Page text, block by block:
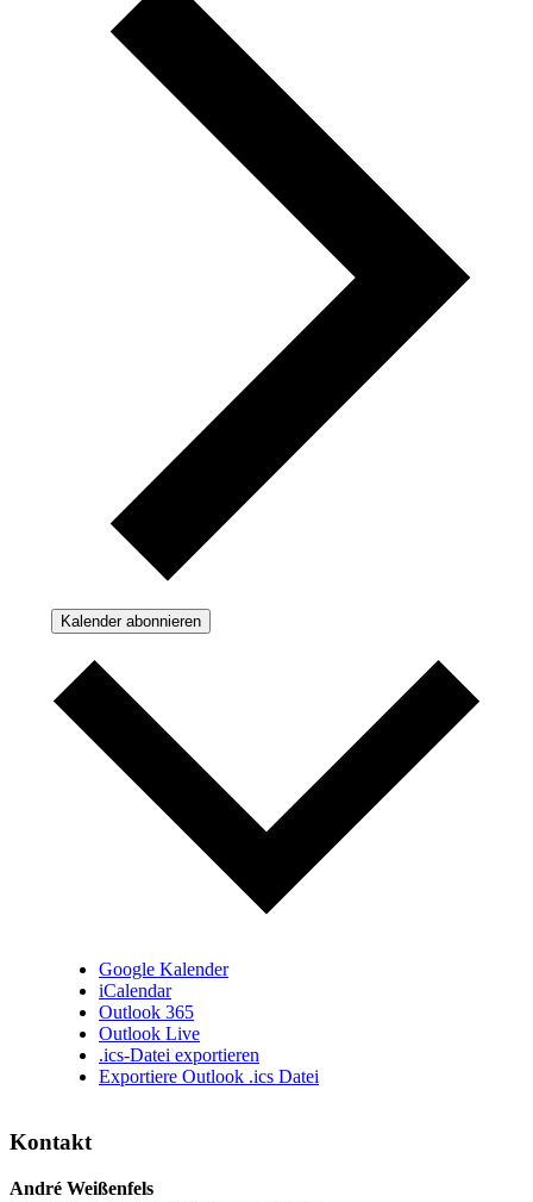
Kalender abonnieren
Google Kalender
iCalendar
Outlook 365
Outlook Live
.ics-Datei exportieren
Exportiere Outlook .ics Datei
Kontakt
André Weißenfels